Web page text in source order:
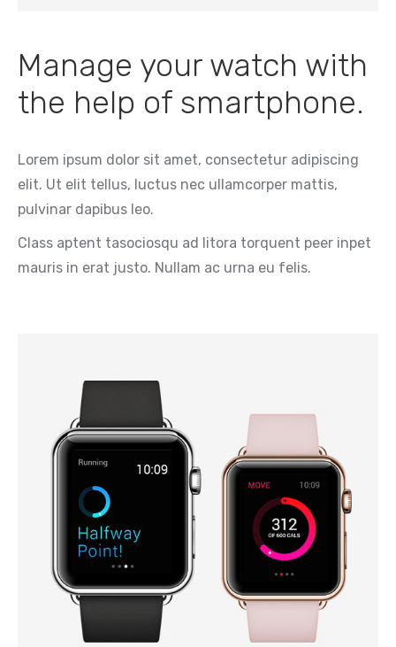
Manage your watch with
the help of smartphone.
Lorem ipsum dolor sit amet, consectetur adipiscing
elit. Ut elit tellus, luctus nec ullamcorper mattis,
pulvinar dapibus leo.
Class aptent tasociosqu ad litora torquent peer inpet
mauris in erat justo. Nullam ac urna eu felis.